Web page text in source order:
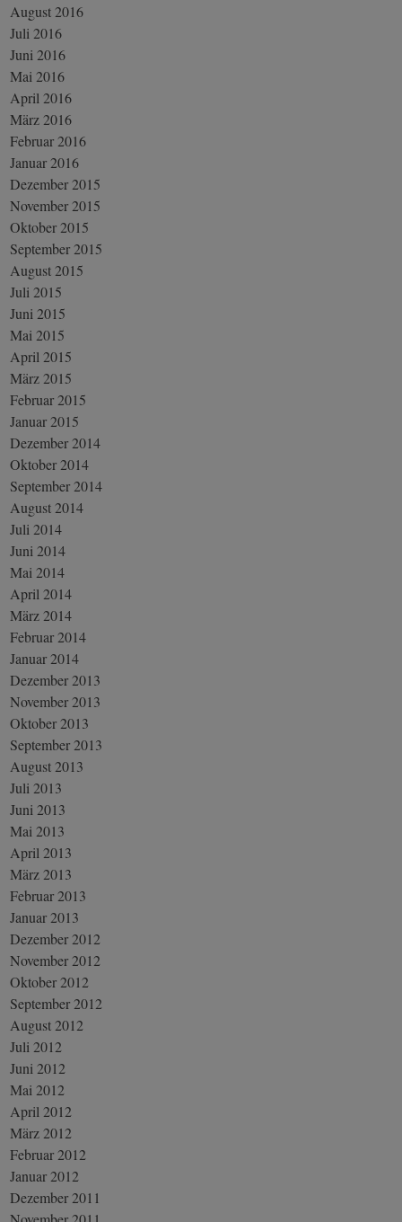
August 2016
Juli 2016
Juni 2016
Mai 2016
April 2016
März 2016
Februar 2016
Januar 2016
Dezember 2015
November 2015
Oktober 2015
September 2015
August 2015
Juli 2015
Juni 2015
Mai 2015
April 2015
März 2015
Februar 2015
Januar 2015
Dezember 2014
Oktober 2014
September 2014
August 2014
Juli 2014
Juni 2014
Mai 2014
April 2014
März 2014
Februar 2014
Januar 2014
Dezember 2013
November 2013
Oktober 2013
September 2013
August 2013
Juli 2013
Juni 2013
Mai 2013
April 2013
März 2013
Februar 2013
Januar 2013
Dezember 2012
November 2012
Oktober 2012
September 2012
August 2012
Juli 2012
Juni 2012
Mai 2012
April 2012
März 2012
Februar 2012
Januar 2012
Dezember 2011